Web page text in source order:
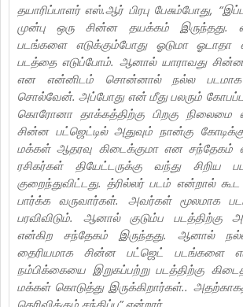
தயாரிப்பாளர் எஸ்.ஆர் பிரபு பேசும்போது,
முன்பு ஒரு சின்ன தயக்கம் இருந்தது.
படங்களை எடுக்கும்போது ஓடுமா
படத்தை எடுப்போம். ஆனால் யாராவது சின்ன
என என்னிடம் சொன்னால் நல்ல படமாக
சொல்வேன். அப்போது என் மீது பலரும்
கொரோனா தாக்கத்திற்கு பிறகு நிலைமை
சின்ன பட்ஜெட்டில் அதுவும் நான்கு
மக்கள் ஆதரவு கிடைக்குமா என சந்தேகம்
ரசிகர்கள் தியேட்டருக்கு வந்து சிறிய
குறைந்துவிட்டது. த்ரில்லர் படம் என்றால்
பார்க்க வருவார்கள். அவர்கள் மூலமாக
பரவிவிடும். ஆனால் குடும்ப படத்திற்கு
என்கிற சந்தேகம் இருந்தது. ஆனால்
தைரியமாக சின்ன பட்ஜெட் படங்களை
நம்பிக்கையை இறுகப்பற்று படத்திற்கு
மக்கள் கொடுத்து இருக்கிறார்கள்..
தெரிவிக்கும் சந்திப்பு” என்றார்.